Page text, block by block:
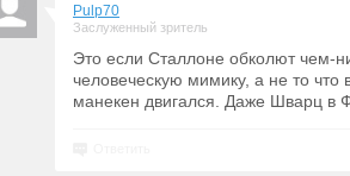
Pulp70
Заслуженный зритель
Это если Сталлоне обколют чем-
человеческую мимику, а не то что
манекен двигался. Даже Шварц в